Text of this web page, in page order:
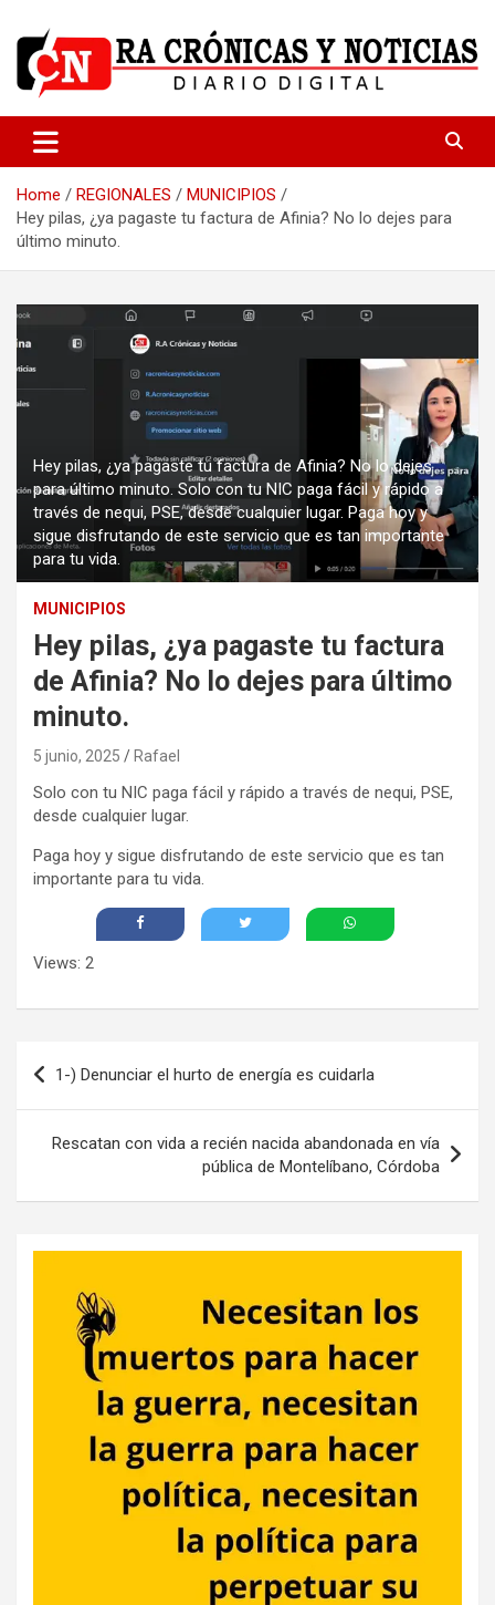
content
R.A Crónicas y Noticias
Home REGIONALES
MUNICIPIOS
Hey pilas, ¿ya pagaste tu factura de Afinia? No lo dejes para
último minuto.
Hey pilas, ¿ya pagaste tu factura de Afinia? No lo dejes
para último minuto. Solo con tu NIC paga fácil y rápido a
través de nequi, PSE, desde cualquier lugar. Paga hoy y
sigue disfrutando de este servicio que es tan importante
para tu vida.
MUNICIPIOS
Hey pilas, ¿ya pagaste tu factura
de Afinia? No lo dejes para último
minuto.
5 junio, 2025 Rafael
Solo con tu NIC paga fácil y rápido a través de nequi, PSE,
desde cualquier lugar.
Paga hoy y sigue disfrutando de este servicio que es tan
importante para tu vida.
Views: 2
Navegación
de
entradas
1-) Denunciar el hurto de energía es cuidarla
Rescatan con vida a recién nacida abandonada en vía
pública de Montelíbano, Córdoba